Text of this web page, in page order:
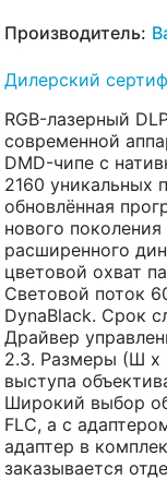
Производитель:
Дилерский
RGB-лазерный
современной
DMD-чипе с
2160 уникальных
обновлённая
нового
расширенного
цветовой охват
Cветовой поток
DynaBlack. Срок
Драйвер
2.3. Размеры (Ш х
выступа
Широкий выбор
FLC, а с
адаптер в
заказывается